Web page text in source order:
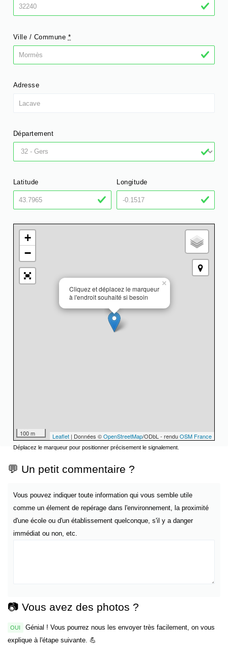
Ville / Commune *
Adresse
Département
Latitude Longitude
Cliquez et déplacez le marqueur
à l'endroit souhaité si besoin
×
+
−
100 m Leaflet | Données ©OpenStreetMap/ODbL - renduOSM France
Déplacez le marqueur pour positionner précisement le signalement.
💬 Un petit commentaire ?
Vous pouvez indiquer toute information qui vous semble utile
comme un élement de repérage dans l'environnement, la proximité
d'une école ou d'un établissement quelconque, s'il y a danger
immédiat ou non, etc.
📷 Vous avez des photos ?
OUI
Génial ! Vous pourrez nous les envoyer très facilement, on vous
explique à l'étape suivante. 💪